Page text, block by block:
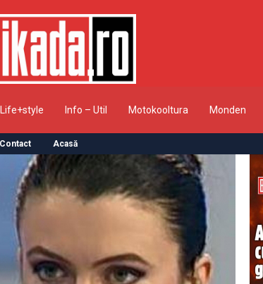
Life+style Info – Util Motokooltura Monden
Contact Acasă